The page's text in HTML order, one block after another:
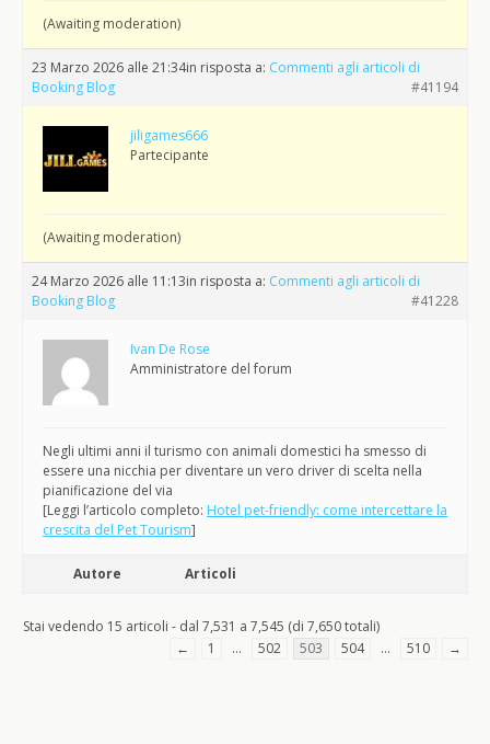
(Awaiting moderation)
23 Marzo 2026 alle 21:34in risposta a: Commenti agli articoli di
Booking Blog
#41194
jiligames666
Partecipante
(Awaiting moderation)
24 Marzo 2026 alle 11:13in risposta a: Commenti agli articoli di
Booking Blog
#41228
Ivan De Rose
Amministratore del forum
Negli ultimi anni il turismo con animali domestici ha smesso di
essere una nicchia per diventare un vero driver di scelta nella
pianificazione del via
[Leggi l’articolo completo: Hotel pet-friendly: come intercettare la
crescita del Pet Tourism]
Autore Articoli
Stai vedendo 15 articoli - dal 7,531 a 7,545 (di 7,650 totali)
←
1 … 502 503 504 … 510 →